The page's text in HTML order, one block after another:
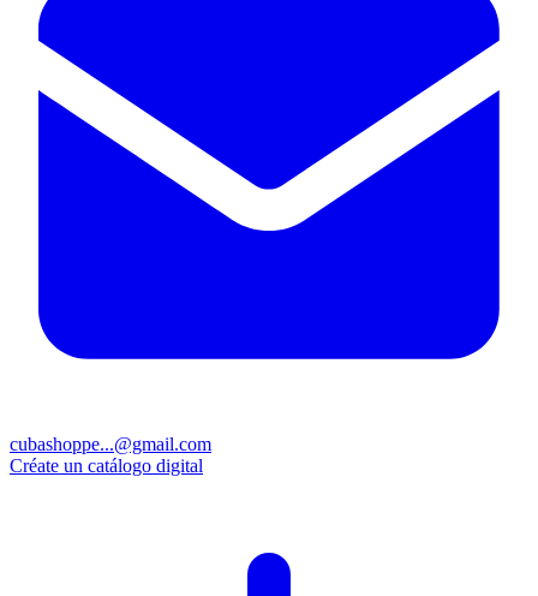
cubashoppe...@gmail.com
Créate un catálogo digital